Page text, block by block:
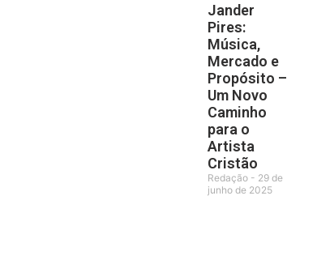
Jander
Pires:
Música,
Mercado e
Propósito –
Um Novo
Caminho
para o
Artista
Cristão
Redação
29 de
junho de 2025